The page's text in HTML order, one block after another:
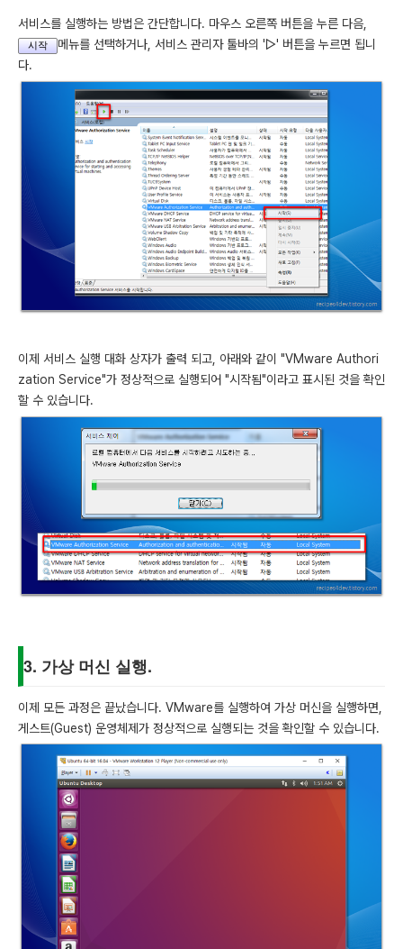
서비스를 실행하는 방법은 간단합니다. 마우스 오른쪽 버튼을 누른 다음,
시작
메뉴를 선택하거나, 서비스 관리자 툴바의 '▷' 버튼을 누르면 됩니
다.
이제 서비스 실행 대화 상자가 출력 되고, 아래와 같이 "VMware Authori
zation Service"가 정상적으로 실행되어 "시작됨"이라고 표시된 것을 확인
할 수 있습니다.
3. 가상 머신 실행.
이제 모든 과정은 끝났습니다. VMware를 실행하여 가상 머신을 실행하면,
게스트(Guest) 운영체제가 정상적으로 실행되는 것을 확인할 수 있습니다.